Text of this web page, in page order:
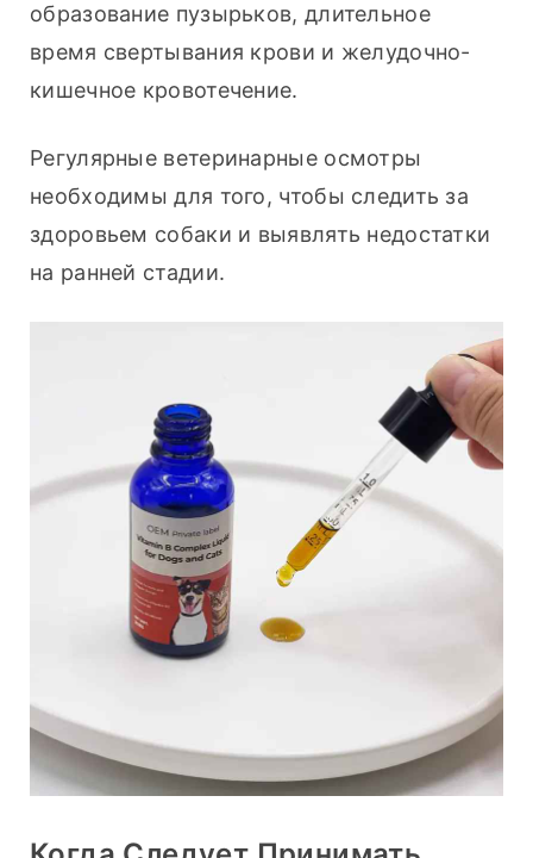
образование пузырьков, длительное
время свертывания крови и желудочно-
кишечное кровотечение.
Регулярные ветеринарные осмотры
необходимы для того, чтобы следить за
здоровьем собаки и выявлять недостатки
на ранней стадии.